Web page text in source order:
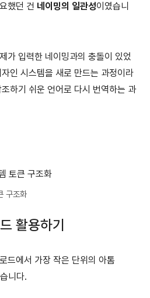
했던 건 네이밍의 일관성이였습니
가 입력한 네이밍과의 충돌이 있었
인 시스템을 새로 만드는 과정이라
하기 쉬운 언어로 다시 번역하는 과
구조화
활용하기
드에서 가장 작은 단위의 아톰
니다.